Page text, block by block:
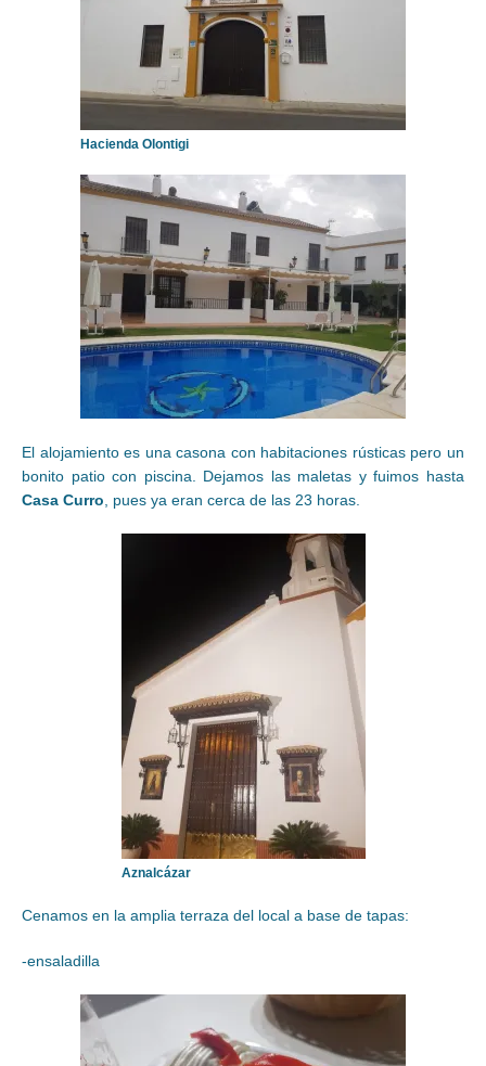
Hacienda Olontigi
El alojamiento es una casona con habitaciones rústicas pero un
bonito patio con piscina. Dejamos las maletas y fuimos hasta
Casa Curro, pues ya eran cerca de las 23 horas.
Aznalcázar
Cenamos en la amplia terraza del local a base de tapas:
-ensaladilla